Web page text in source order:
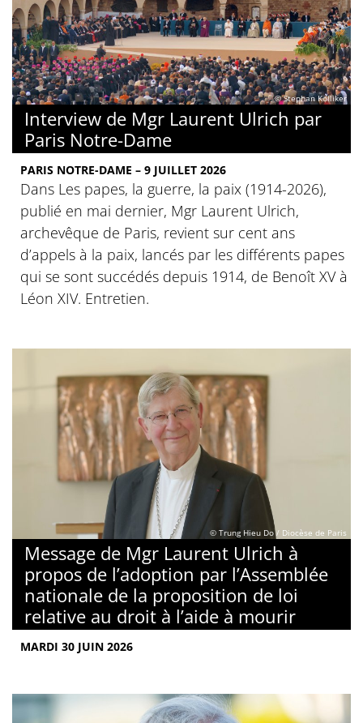
© Stephan Kölliker
Interview de Mgr Laurent Ulrich par
Paris Notre-Dame
PARIS NOTRE-DAME – 9 JUILLET 2026
Dans Les papes, la guerre, la paix (1914-2026),
publié en mai dernier, Mgr Laurent Ulrich,
archevêque de Paris, revient sur cent ans
d’appels à la paix, lancés par les différents papes
qui se sont succédés depuis 1914, de Benoît XV à
Léon XIV. Entretien.
© Trung Hieu Do / Diocèse de Paris
Message de Mgr Laurent Ulrich à
propos de l’adoption par l’Assemblée
nationale de la proposition de loi
relative au droit à l’aide à mourir
MARDI 30 JUIN 2026